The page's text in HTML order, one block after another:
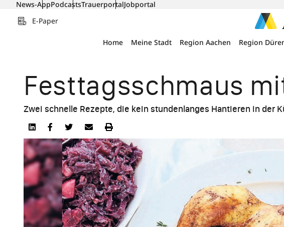
News-AppPodcastsTrauerportalJobportal
E-Paper
Home Meine Stadt Region Aachen Region
Fest­tags­schmaus
Zwei schnelle Rezepte, die kein stundenlanges Hantieren in der